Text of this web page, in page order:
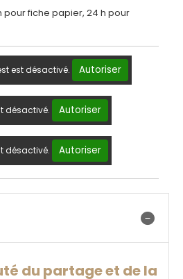
pour fiche papier, 24 h pour
est désactivé. Autoriser
désactivé. Autoriser
désactivé. Autoriser
du partage et de la